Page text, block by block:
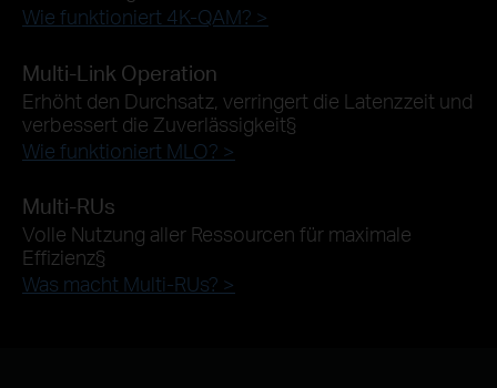
Wie funktioniert 4K-QAM? >
Multi-Link Operation
Erhöht den Durchsatz, verringert die Latenzzeit und
verbessert die Zuverlässigkeit§
Wie funktioniert MLO? >
Multi-RUs
Volle Nutzung aller Ressourcen für maximale
Effizienz§
Was macht Multi-RUs? >